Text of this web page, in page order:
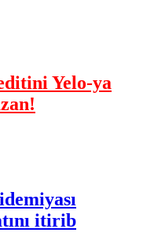
Yelo-ya
itirib